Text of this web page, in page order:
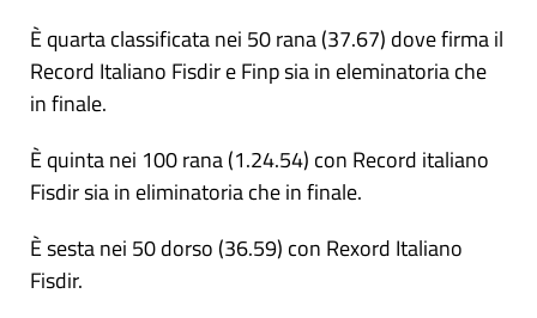
È quarta classificata nei 50 rana (37.67) dove firma il
Record Italiano Fisdir e Finp sia in eleminatoria che
in finale.
È quinta nei 100 rana (1.24.54) con Record italiano
Fisdir sia in eliminatoria che in finale.
È sesta nei 50 dorso (36.59) con Rexord Italiano
Fisdir.